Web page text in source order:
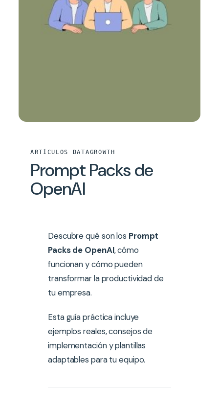
ARTÍCULOS DATAGROWTH
Prompt Packs de
OpenAI
Descubre qué son los Prompt
Packs de OpenAI, cómo
funcionan y cómo pueden
transformar la productividad de
tu empresa.
Esta guía práctica incluye
ejemplos reales, consejos de
implementación y plantillas
adaptables para tu equipo.